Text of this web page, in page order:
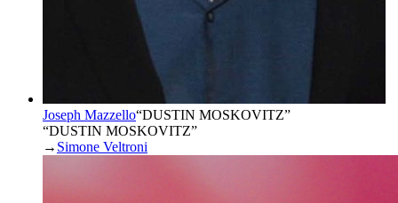
Joseph Mazzello“DUSTIN MOSKOVITZ”
“DUSTIN MOSKOVITZ”
→ Simone Veltroni